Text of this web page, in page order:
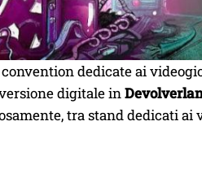
convention dedicate ai
digitale in
tra stand dedicati